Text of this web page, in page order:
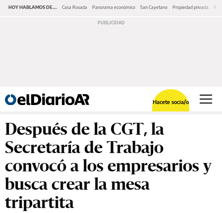
HOY HABLAMOS DE... Casa Rosada Panorama económico San Cayetano Propiedad privada
Hacete socia/o
Después de la CGT, la
Secretaría de Trabajo
convocó a los empresarios y
busca crear la mesa
tripartita